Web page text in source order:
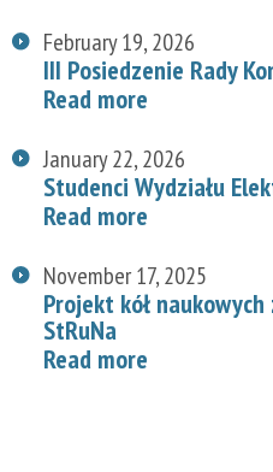
February 19, 2026
III Posiedzenie Rady
Read more
January 22, 2026
Studenci Wydziału
Read more
November 17, 2025
Projekt kół
StRuNa
Read more